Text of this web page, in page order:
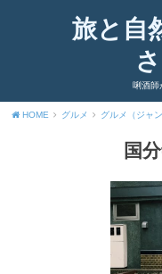
旅と自
唎酒師
HOME グルメ グルメ（ジャ
国